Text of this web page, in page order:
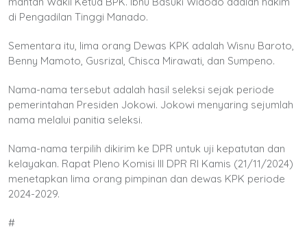
di Pengadilan Tinggi Manado.
Sementara itu, lima orang Dewas KPK adalah Wisnu Baroto,
Benny Mamoto, Gusrizal, Chisca Mirawati, dan Sumpeno.
Nama-nama tersebut adalah hasil seleksi sejak periode
pemerintahan Presiden Jokowi. Jokowi menyaring sejumlah
nama melalui panitia seleksi.
Nama-nama terpilih dikirim ke DPR untuk uji kepatutan dan
kelayakan. Rapat Pleno Komisi III DPR RI Kamis (21/11/2024)
menetapkan lima orang pimpinan dan dewas KPK periode
2024-2029.
#